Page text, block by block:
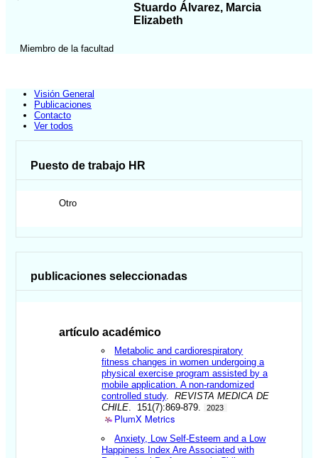
Stuardo Álvarez, Marcia
Elizabeth
Miembro de la facultad
Visión General
Publicaciones
Contacto
Ver todos
Puesto de trabajo HR
Otro
publicaciones seleccionadas
artículo académico
Metabolic and cardiorespiratory
fitness changes in women undergoing a
physical exercise program assisted by a
mobile application. A non-randomized
controlled study.REVISTA MEDICA DE
CHILE. 151(7):869-879. 2023
PlumX Metrics
Anxiety, Low Self-Esteem and a Low
Happiness Index Are Associated with